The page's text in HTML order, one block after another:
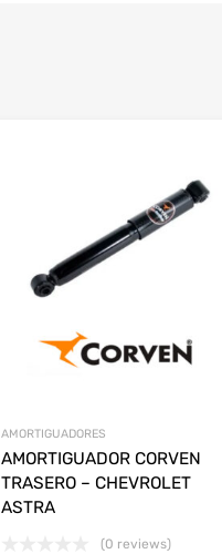
AMORTIGUADORES
AMORTIGUADOR CORVEN
TRASERO – CHEVROLET
ASTRA
(0 reviews)